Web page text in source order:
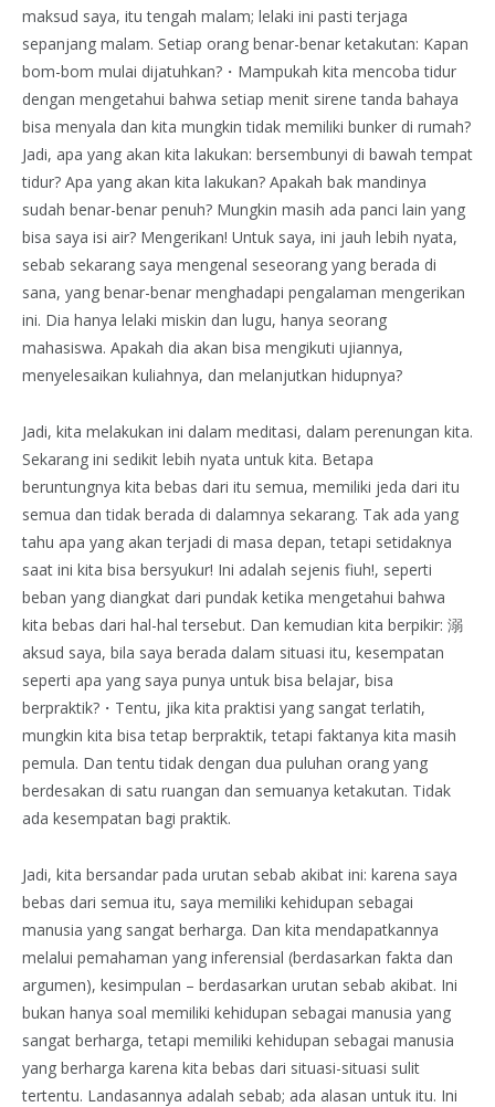
maksud saya, itu tengah malam; lelaki ini pasti terjaga
sepanjang malam. Setiap orang benar-benar ketakutan: Kapan
bom-bom mulai dijatuhkan?・Mampukah kita mencoba tidur
dengan mengetahui bahwa setiap menit sirene tanda bahaya
bisa menyala dan kita mungkin tidak memiliki bunker di rumah?
Jadi, apa yang akan kita lakukan: bersembunyi di bawah tempat
tidur? Apa yang akan kita lakukan? Apakah bak mandinya
sudah benar-benar penuh? Mungkin masih ada panci lain yang
bisa saya isi air? Mengerikan! Untuk saya, ini jauh lebih nyata,
sebab sekarang saya mengenal seseorang yang berada di
sana, yang benar-benar menghadapi pengalaman mengerikan
ini. Dia hanya lelaki miskin dan lugu, hanya seorang
mahasiswa. Apakah dia akan bisa mengikuti ujiannya,
menyelesaikan kuliahnya, dan melanjutkan hidupnya?
Jadi, kita melakukan ini dalam meditasi, dalam perenungan kita.
Sekarang ini sedikit lebih nyata untuk kita. Betapa
beruntungnya kita bebas dari itu semua, memiliki jeda dari itu
semua dan tidak berada di dalamnya sekarang. Tak ada yang
tahu apa yang akan terjadi di masa depan, tetapi setidaknya
saat ini kita bisa bersyukur! Ini adalah sejenis fiuh!, seperti
beban yang diangkat dari pundak ketika mengetahui bahwa
kita bebas dari hal-hal tersebut. Dan kemudian kita berpikir: 溺
aksud saya, bila saya berada dalam situasi itu, kesempatan
seperti apa yang saya punya untuk bisa belajar, bisa
berpraktik?・Tentu, jika kita praktisi yang sangat terlatih,
mungkin kita bisa tetap berpraktik, tetapi faktanya kita masih
pemula. Dan tentu tidak dengan dua puluhan orang yang
berdesakan di satu ruangan dan semuanya ketakutan. Tidak
ada kesempatan bagi praktik.
Jadi, kita bersandar pada urutan sebab akibat ini: karena saya
bebas dari semua itu, saya memiliki kehidupan sebagai
manusia yang sangat berharga. Dan kita mendapatkannya
melalui pemahaman yang inferensial (berdasarkan fakta dan
argumen), kesimpulan – berdasarkan urutan sebab akibat. Ini
bukan hanya soal memiliki kehidupan sebagai manusia yang
sangat berharga, tetapi memiliki kehidupan sebagai manusia
yang berharga karena kita bebas dari situasi-situasi sulit
tertentu. Landasannya adalah sebab; ada alasan untuk itu. Ini